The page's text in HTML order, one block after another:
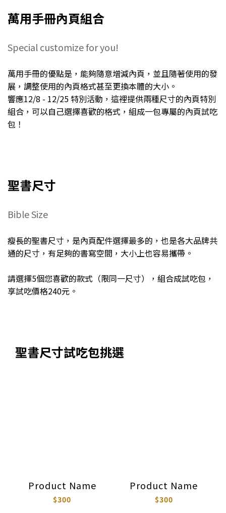
萬用手冊內頁組合
Special customize for you!
萬用手冊的優點是，能夠隨意增減內頁，並且隨著使用的發
展，調整使用的內頁格式甚至更換本體的大小。
響應12/8 - 12/25 特別活動，這裡提供兩種尺寸的內頁特別
組合，可以自己選擇喜歡的格式，組成一包專屬的內頁試吃
包！
聖書尺寸
Bible Size
瘦長的聖書尺寸，是內頁配件選擇最多的，也是各大品牌共
通的尺寸，有足夠的書寫空間，大小上也容易攜帶。
請選擇5個您喜歡的款式（限同一尺寸），組合成試吃包，
享試吃價格240元。
聖書尺寸試吃包挑選
Product Name
$300
Product Name
$300